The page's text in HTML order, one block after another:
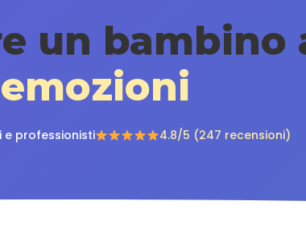
un
e professionisti 4.8/5 (247 recensioni)